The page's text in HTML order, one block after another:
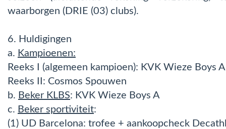
waarborgen (DRIE (03) clubs).
6. Huldigingen
a. Kampioenen:
Reeks I (algemeen kampioen): KVK Wieze Boys A
Reeks II: Cosmos Spouwen
b. Beker KLBS: KVK Wieze Boys A
c. Beker sportiviteit:
(1) UD Barcelona: trofee + aankoopcheck